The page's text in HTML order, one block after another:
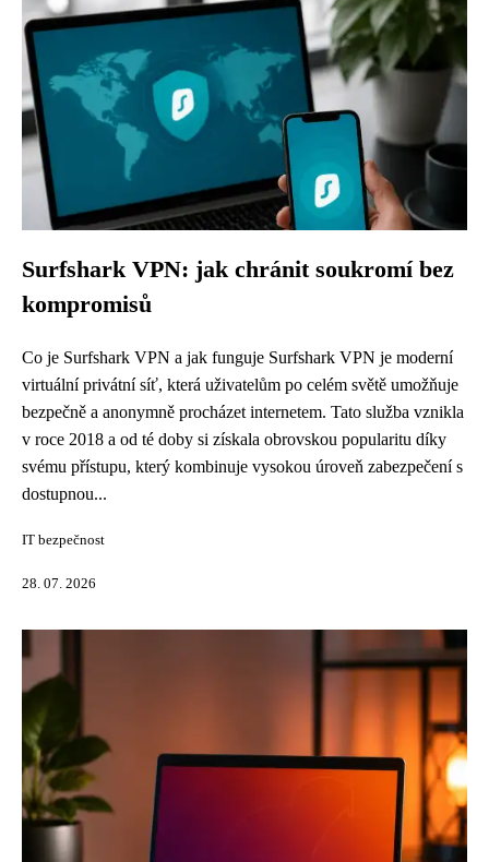
Surfshark VPN: jak chránit soukromí bez
kompromisů
Co je Surfshark VPN a jak funguje Surfshark VPN je moderní
virtuální privátní síť, která uživatelům po celém světě umožňuje
bezpečně a anonymně procházet internetem. Tato služba vznikla
v roce 2018 a od té doby si získala obrovskou popularitu díky
svému přístupu, který kombinuje vysokou úroveň zabezpečení s
dostupnou...
IT bezpečnost
28. 07. 2026